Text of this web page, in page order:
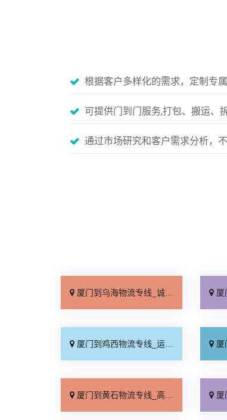
根据客户多样化的需求，定制专
可提供门到门服务,打包、搬运、
通过市场研究和客户需求分析，
厦门到乌海物流专线_诚信为先「零担配货」 厦
厦门到鸡西物流专线_运费多少「要多少钱」 厦
厦门到黄石物流专线_高效快运「省事省心」 厦